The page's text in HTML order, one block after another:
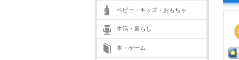
ベビー・キッズ・おもちゃ
生活・暮らし
本・ゲーム